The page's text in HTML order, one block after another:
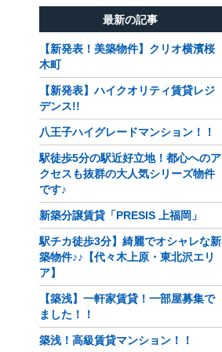
最新の記事
【新発表！美築物件】クリオ横濱桜
木町
【新発表】ハイクオリティ賃貸レジ
デンス!!
八王子ハイグレードマンション！！
駅徒歩5分の駅近好立地！都心へのア
クセスも抜群の大人気シリーズ物件
です♪
新築分譲賃貸「PRESIS 上福岡」
駅チカ徒歩3分】綺麗でオシャレな新
築物件♪♪【代々木上原・東北沢エリ
ア】
【築浅】一軒家賃貸！一部屋募集で
ました！！
築浅！高級賃貸マンション！！